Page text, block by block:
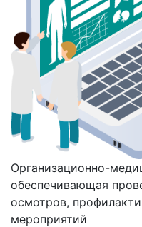
Организационно-
обеспечивающая
осмотров,
мероприятий